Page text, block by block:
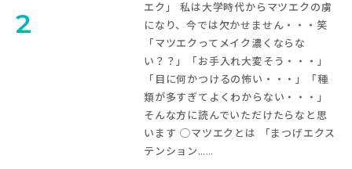
2
エク 」 私は大学時代からマツエクの虜
になり、今では欠かせません・・・笑
「マツエクってメイク濃くならな
い？？」「お手入れ大変そう・・・」
「目に何かつけるの怖い・・・」「種
類が多すぎてよくわからない・・・」
そんな方に読んでいただけたらなと思
います ◯マツエクとは 「まつげエクス
テンション……